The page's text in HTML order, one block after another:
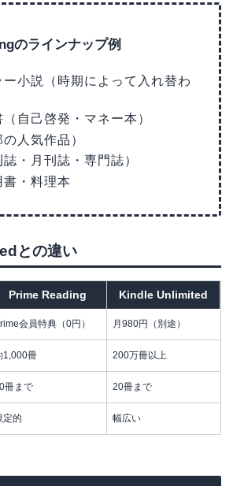
のラインナップ例
小説（時期によって入れ替わ
自己啓発・マネー本）
人気作品）
・月刊誌・専門誌）
・料理本
との違い
Prime Reading Kindle Unlimited
会員特典（0円） 月980円（別途）
1,000冊 200万冊以上
冊まで 20冊まで
定的 幅広い